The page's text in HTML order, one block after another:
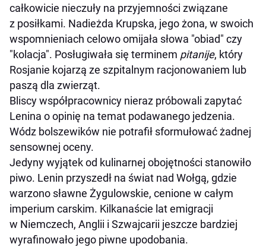
całkowicie nieczuły na przyjemności związane
z posiłkami. Nadieżda Krupska, jego żona, w swoich
wspomnieniach celowo omijała słowa "obiad" czy
"kolacja". Posługiwała się terminem pitanije, który
Rosjanie kojarzą ze szpitalnym racjonowaniem lub
paszą dla zwierząt.
Bliscy współpracownicy nieraz próbowali zapytać
Lenina o opinię na temat podawanego jedzenia.
Wódz bolszewików nie potrafił sformułować żadnej
sensownej oceny.
Jedyny wyjątek od kulinarnej obojętności stanowiło
piwo. Lenin przyszedł na świat nad Wołgą, gdzie
warzono sławne Żygulowskie, cenione w całym
imperium carskim. Kilkanaście lat emigracji
w Niemczech, Anglii i Szwajcarii jeszcze bardziej
wyrafinowało jego piwne upodobania.